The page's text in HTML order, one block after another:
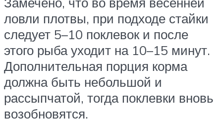
ловли плотвы, при подходе стайки
следует 5–10 поклевок и после
этого рыба уходит на 10–15 минут.
Дополнительная порция корма
должна быть небольшой и
рассыпчатой, тогда поклевки вновь
возобновятся.